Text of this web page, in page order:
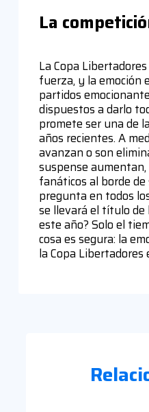
La
La Copa
fuerza, y la emoción
partidos
dispuestos a darlo
promete ser una de
años recientes. A
avanzan o son
suspense
fanáticos al borde
pregunta en todos
se llevará el título de
este año? Solo el
cosa es segura: la
la Copa